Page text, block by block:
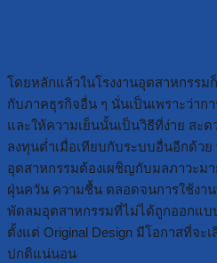
โดยหลักแล้วในโรงงานอุตสาหกรรม
กับภาคธุรกิจอื่น ๆ นั่นเป็นเพราะว่าก
และให้ความเย็นนั้นเป็นวิธีที่ง่าย สะ
ลงทุนต่ำเมื่อเทียบกับระบบอื่นอีกด้ว
อุตสาหกรรมต้องเผชิญกับมลภาวะม
ฝุ่นควัน ความชื้น ตลอดจนการใช้งา
พัดลมอุตสาหกรรมที่ไม่ได้ถูกออกแ
ตั้งแต่ Original Design มีโอกาสที่จะ
ปกติแน่นอน